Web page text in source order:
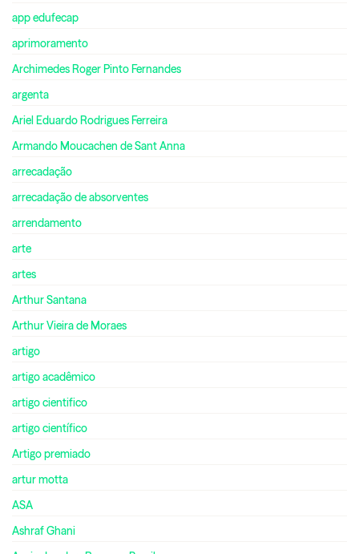
app edufecap
aprimoramento
Archimedes Roger Pinto Fernandes
argenta
Ariel Eduardo Rodrigues Ferreira
Armando Moucachen de Sant Anna
arrecadação
arrecadação de absorventes
arrendamento
arte
artes
Arthur Santana
Arthur Vieira de Moraes
artigo
artigo acadêmico
artigo cientifico
artigo científico
Artigo premiado
artur motta
ASA
Ashraf Ghani